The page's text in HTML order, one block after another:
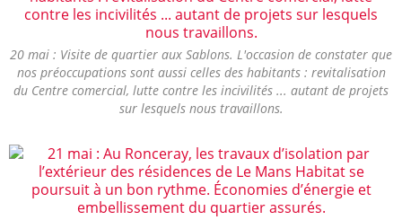
20 mai : Visite de quartier aux Sablons. L'occasion de constater que
nos préoccupations sont aussi celles des habitants : revitalisation
du Centre comercial, lutte contre les incivilités ... autant de projets
sur lesquels nous travaillons.